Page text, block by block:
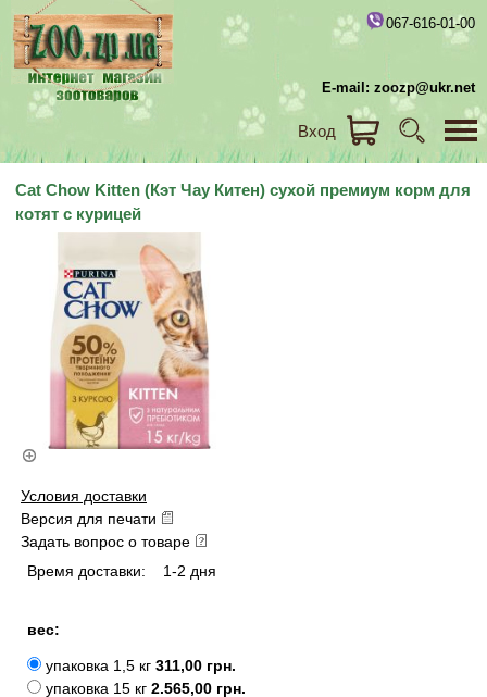
067-616-01-00
E-mail: zoozp@ukr.net
Вход
Cat Chow Kitten (Кэт Чау Китен) сухой премиум корм для
котят с курицей
Условия доставки
Версия для печати
Задать вопрос о товаре
Время доставки:
1-2 дня
вес:
упаковка 1,5 кг 311,00 грн.
упаковка 15 кг 2.565,00 грн.